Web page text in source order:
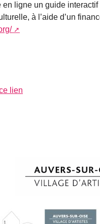
en ligne un guide
à l’aide d’un
lien